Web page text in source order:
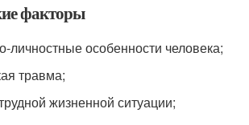
факторы
личностные особенности человека;
травма;
жизненной ситуации;